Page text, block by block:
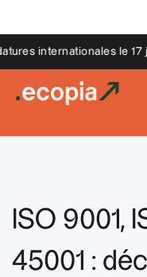
internationales le 17
ISO 9001,
45001 :